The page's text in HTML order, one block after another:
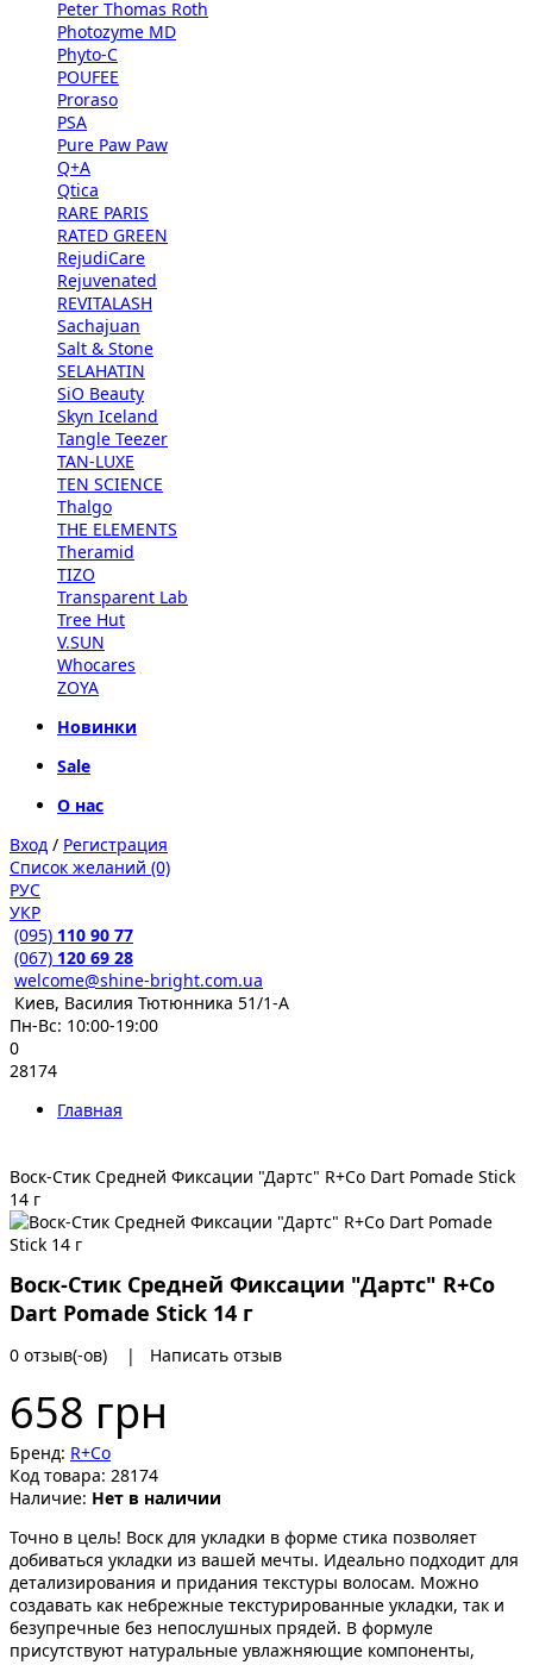
Peter Thomas Roth
Photozyme MD
Phyto-C
POUFEE
Proraso
PSA
Pure Paw Paw
Q+A
Qtica
RARE PARIS
RATED GREEN
RejudiCare
Rejuvenated
REVITALASH
Sachajuan
Salt & Stone
SELAHATIN
SiO Beauty
Skyn Iceland
Tangle Teezer
TAN-LUXE
TEN SCIENCE
Thalgo
THE ELEMENTS
Theramid
TIZO
Transparent Lab
Tree Hut
V.SUN
Whocares
ZOYA
Новинки
Sale
О нас
Вход / Регистрация
Список желаний (0)
РУС
УКР
(095) 110 90 77
(067) 120 69 28
welcome@shine-bright.com.ua
Киев, Василия Тютюнника 51/1-А
Пн-Вс: 10:00-19:00
0
28174
Главная
Воск-Стик Средней Фиксации "Дартс" R+Co Dart Pomade Stick
14 г
Воск-Стик Средней Фиксации "Дартс" R+Co
Dart Pomade Stick 14 г
0 отзыв(-ов) | Написать отзыв
658 грн
Бренд: R+Co
Код товара: 28174
Наличие: Нет в наличии
Точно в цель! Воск для укладки в форме стика позволяет
добиваться укладки из вашей мечты. Идеально подходит для
детализирования и придания текстуры волосам. Можно
создавать как небрежные текстурированные укладки, так и
безупречные без непослушных прядей. В формуле
присутствуют натуральные увлажняющие компоненты,